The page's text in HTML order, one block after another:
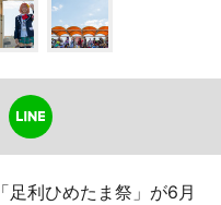
足利ひめたま祭」が6月